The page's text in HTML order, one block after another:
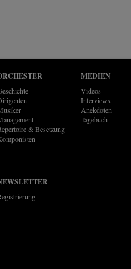
& Besetzung
MEDIEN
Videos
Interviews
Anekdoten
Tagebuch